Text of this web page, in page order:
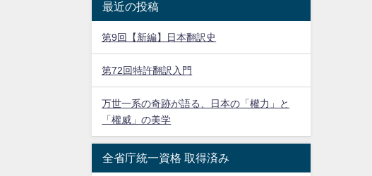
最近の投稿
第9回【新編】日本翻訳史
第72回特許翻訳入門
万世一系の奇跡が語る、日本の「權力」と
「權威」の美学
全省庁統一資格 取得済み